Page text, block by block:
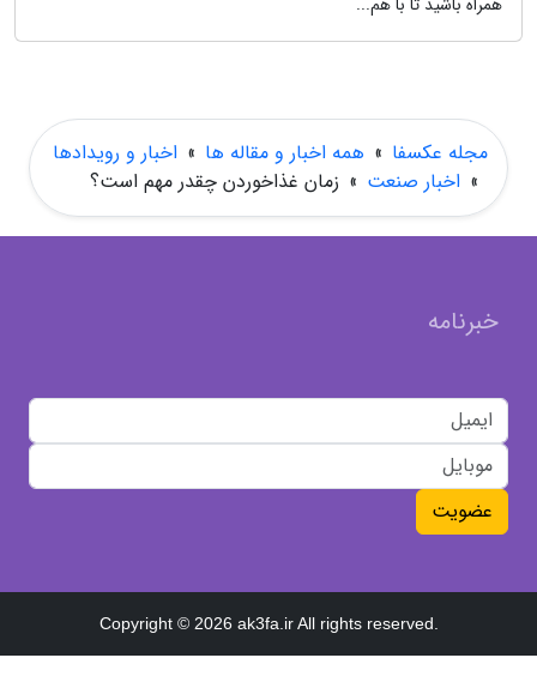
مجله عکسفا » همه اخبار و مقاله ها » اخبار و رویدادها
» اخبار صنعت » زمان غذاخوردن چقدر مهم است؟
خبرنامه
عضویت
Copyright © 2026 ak3fa.ir All rights reserved.